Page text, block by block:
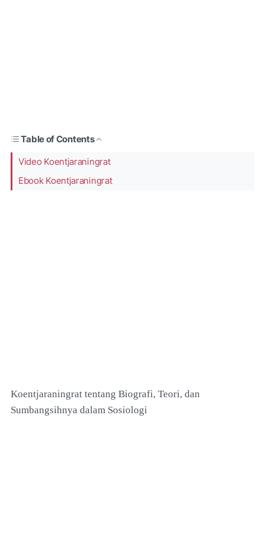
Table of Contents
Video Koentjaraningrat
Ebook Koentjaraningrat
Koentjaraningrat tentang Biografi, Teori, dan
Sumbangsihnya dalam Sosiologi